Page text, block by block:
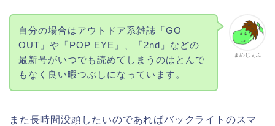
まめじぇふ
自分の場合はアウトドア系雑誌「GO
OUT」や「POP EYE」、「2nd」などの
最新号がいつでも読めてしまうのはとんで
もなく良い暇つぶしになっています。
また長時間没頭したいのであればバックライトのスマ